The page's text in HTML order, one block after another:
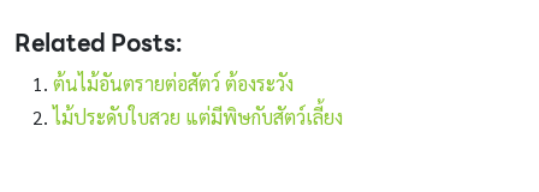
Related Posts:
ต้นไม้อันตรายต่อสัตว์ ต้องระวัง
ไม้ประดับใบสวย แต่มีพิษกับสัตว์เลี้ยง